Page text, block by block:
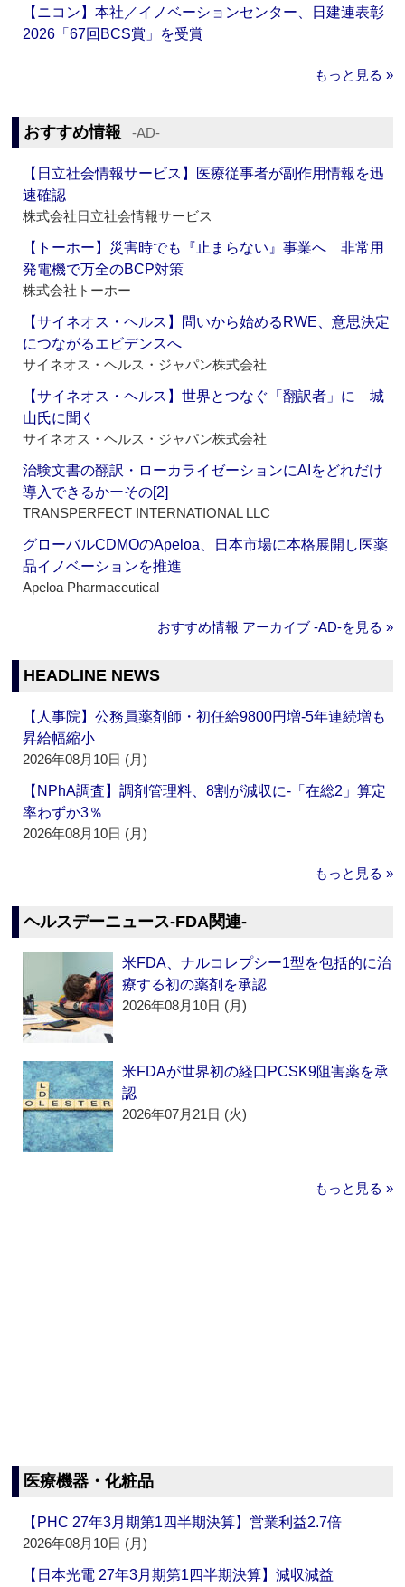
【ニコン】本社／イノベーションセンター、日建連表彰
2026「67回BCS賞」を受賞
もっと見る »
おすすめ情報 ‐AD‐
【日立社会情報サービス】医療従事者が副作用情報を迅
速確認
株式会社日立社会情報サービス
【トーホー】災害時でも『止まらない』事業へ 非常用
発電機で万全のBCP対策
株式会社トーホー
【サイネオス・ヘルス】問いから始めるRWE、意思決定
につながるエビデンスへ
サイネオス・ヘルス・ジャパン株式会社
【サイネオス・ヘルス】世界とつなぐ「翻訳者」に 城
山氏に聞く
サイネオス・ヘルス・ジャパン株式会社
治験文書の翻訳・ローカライゼーションにAIをどれだけ
導入できるかーその[2]
TRANSPERFECT INTERNATIONAL LLC
グローバルCDMOのApeloa、日本市場に本格展開し医薬
品イノベーションを推進
Apeloa Pharmaceutical
おすすめ情報 アーカイブ ‐AD‐を見る »
HEADLINE NEWS
【人事院】公務員薬剤師・初任給9800円増‐5年連続増も
昇給幅縮小
2026年08月10日 (月)
【NPhA調査】調剤管理料、8割が減収に‐「在総2」算定
率わずか3％
2026年08月10日 (月)
もっと見る »
ヘルスデーニュース‐FDA関連‐
米FDA、ナルコレプシー1型を包括的に治
療する初の薬剤を承認
2026年08月10日 (月)
米FDAが世界初の経口PCSK9阻害薬を承
認
2026年07月21日 (火)
もっと見る »
医療機器・化粧品
【PHC 27年3月期第1四半期決算】営業利益2.7倍
2026年08月10日 (月)
【日本光電 27年3月期第1四半期決算】減収減益